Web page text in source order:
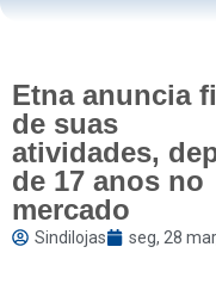
Etna anuncia
de suas
atividades,
de 17 anos no
mercado
Sindilojas seg, 28